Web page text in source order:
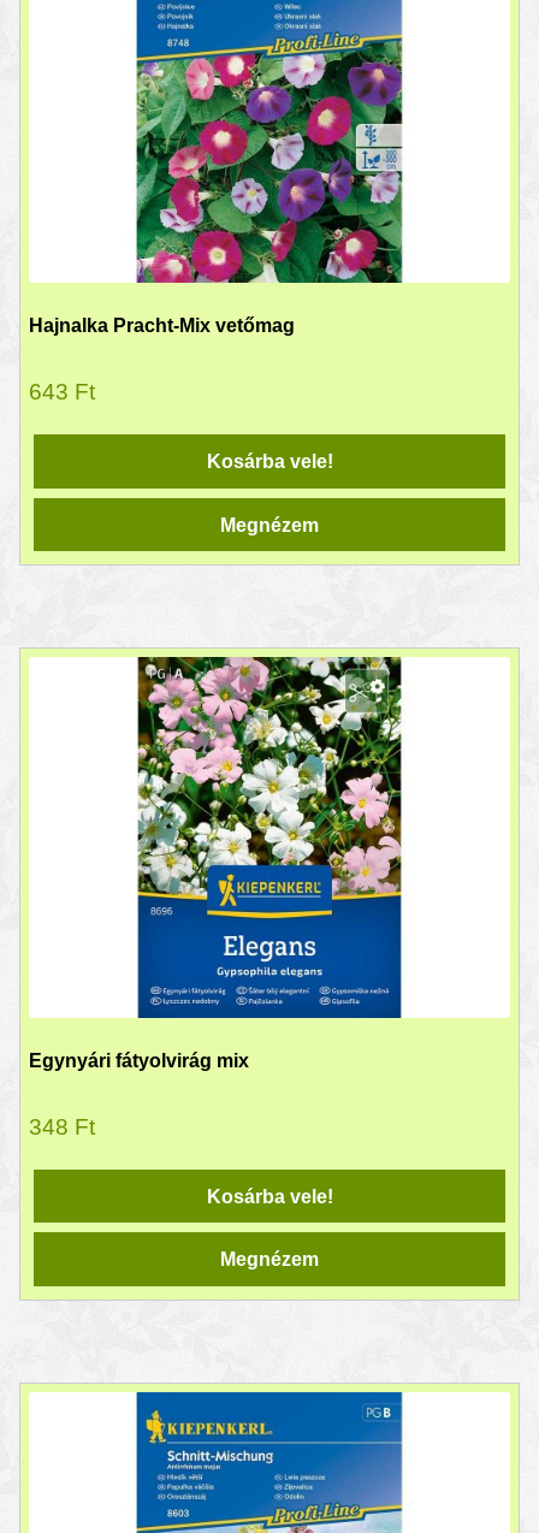
Hajnalka Pracht-Mix vetőmag
643 Ft
Kosárba vele!
Megnézem
Egynyári fátyolvirág mix
348 Ft
Kosárba vele!
Megnézem